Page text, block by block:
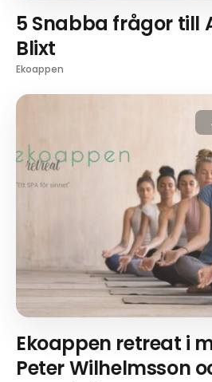
5 Snabba frågor till
Blixt
Ekoappen
Ekoappen retreat i
Peter Wilhelmsson